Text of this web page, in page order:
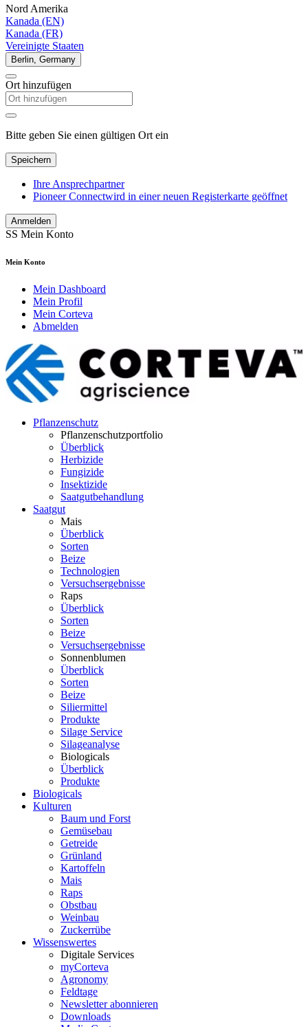
Nord Amerika
Kanada (EN)
Kanada (FR)
Vereinigte Staaten
Berlin, Germany
Ort hinzufügen
Bitte geben Sie einen gültigen Ort ein
Speichern
Ihre Ansprechpartner
Pioneer Connectwird in einer neuen Registerkarte geöffnet
Anmelden
SS Mein Konto
Mein Konto
Mein Dashboard
Mein Profil
Mein Corteva
Abmelden
Pflanzenschutz
Pflanzenschutzportfolio
Überblick
Herbizide
Fungizide
Insektizide
Saatgutbehandlung
Saatgut
Mais
Überblick
Sorten
Beize
Technologien
Versuchsergebnisse
Raps
Überblick
Sorten
Beize
Versuchsergebnisse
Sonnenblumen
Überblick
Sorten
Beize
Siliermittel
Produkte
Silage Service
Silageanalyse
Biologicals
Überblick
Produkte
Biologicals
Kulturen
Baum und Forst
Gemüsebau
Getreide
Grünland
Kartoffeln
Mais
Raps
Obstbau
Weinbau
Zuckerrübe
Wissenswertes
Digitale Services
myCorteva
Agronomy
Feldtage
Newsletter abonnieren
Downloads